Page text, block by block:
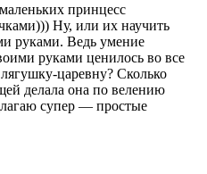
принцесс
Ну, или их научить
руками. Ведь умение
руками ценилось во все
царевну? Сколько
делала она по велению
супер — простые